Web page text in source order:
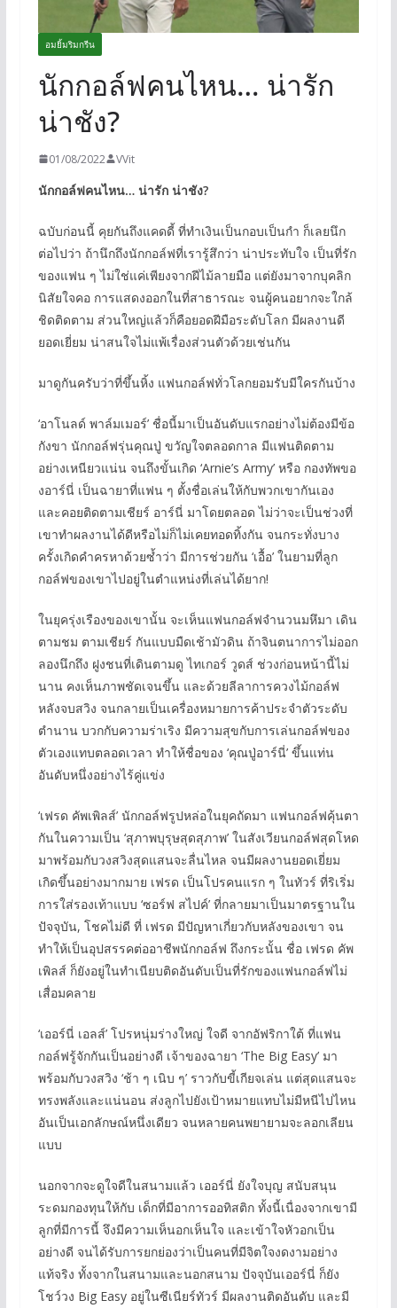
อมยิ้มริมกรีน
นักกอล์ฟคนไหน… น่ารัก
น่าชัง?
01/08/2022 VVit
นักกอล์ฟคนไหน… น่ารัก น่าชัง?
ฉบับก่อนนี้ คุยกันถึงแคดดี้ ที่ทำเงินเป็นกอบเป็นกำ ก็เลยนึก
ต่อไปว่า ถ้านึกถึงนักกอล์ฟที่เรารู้สึกว่า น่าประทับใจ เป็นที่รัก
ของแฟน ๆ ไม่ใช่แค่เพียงจากฝีไม้ลายมือ แต่ยังมาจากบุคลิก
นิสัยใจคอ การแสดงออกในที่สาธารณะ จนผู้คนอยากจะใกล้
ชิดติดตาม ส่วนใหญ่แล้วก็คือยอดฝีมือระดับโลก มีผลงานดี
ยอดเยี่ยม น่าสนใจไม่แพ้เรื่องส่วนตัวด้วยเช่นกัน
มาดูกันครับว่าที่ขึ้นหิ้ง แฟนกอล์ฟทั่วโลกยอมรับมีใครกันบ้าง
‘อาโนลด์ พาล์มเมอร์’ ชื่อนี้มาเป็นอันดับแรกอย่างไม่ต้องมีข้อ
กังขา นักกอล์ฟรุ่นคุณปู่ ขวัญใจตลอดกาล มีแฟนติดตาม
อย่างเหนียวแน่น จนถึงขั้นเกิด ‘Arnie’s Army’ หรือ กองทัพขอ
งอาร์นี่ เป็นฉายาที่แฟน ๆ ตั้งชื่อเล่นให้กับพวกเขากันเอง
และคอยติดตามเชียร์ อาร์นี่ มาโดยตลอด ไม่ว่าจะเป็นช่วงที่
เขาทำผลงานได้ดีหรือไม่ก็ไม่เคยทอดทิ้งกัน จนกระทั่งบาง
ครั้งเกิดคำครหาด้วยซ้ำว่า มีการช่วยกัน ‘เอื้อ’ ในยามที่ลูก
กอล์ฟของเขาไปอยู่ในตำแหน่งที่เล่นได้ยาก!
ในยุครุ่งเรืองของเขานั้น จะเห็นแฟนกอล์ฟจำนวนมหึมา เดิน
ตามชม ตามเชียร์ กันแบบมืดเช้ามัวดิน ถ้าจินตนาการไม่ออก
ลองนึกถึง ฝูงชนที่เดินตามดู ไทเกอร์ วูดส์ ช่วงก่อนหน้านี้ไม่
นาน คงเห็นภาพชัดเจนขึ้น และด้วยลีลาการควงไม้กอล์ฟ
หลังจบสวิง จนกลายเป็นเครื่องหมายการค้าประจำตัวระดับ
ตำนาน บวกกับความร่าเริง มีความสุขกับการเล่นกอล์ฟของ
ตัวเองแทบตลอดเวลา ทำให้ชื่อของ ‘คุณปู่อาร์นี่’ ขึ้นแท่น
อันดับหนึ่งอย่างไร้คู่แข่ง
‘เฟรด คัพเพิลส์’ นักกอล์ฟรูปหล่อในยุคถัดมา แฟนกอล์ฟคุ้นตา
กันในความเป็น ‘สุภาพบุรุษสุดสุภาพ’ ในสังเวียนกอล์ฟสุดโหด
มาพร้อมกับวงสวิงสุดแสนจะลื่นไหล จนมีผลงานยอดเยี่ยม
เกิดขึ้นอย่างมากมาย เฟรด เป็นโปรคนแรก ๆ ในทัวร์ ที่ริเริ่ม
การใส่รองเท้าแบบ ‘ซอร์ฟ สไปค์’ ที่กลายมาเป็นมาตรฐานใน
ปัจจุบัน, โชคไม่ดี ที่ เฟรด มีปัญหาเกี่ยวกับหลังของเขา จน
ทำให้เป็นอุปสรรคต่ออาชีพนักกอล์ฟ ถึงกระนั้น ชื่อ เฟรด คัพ
เพิลส์ ก็ยังอยู่ในทำเนียบติดอันดับเป็นที่รักของแฟนกอล์ฟไม่
เสื่อมคลาย
‘เออร์นี่ เอลส์’ โปรหนุ่มร่างใหญ่ ใจดี จากอัฟริกาใต้ ที่แฟน
กอล์ฟรู้จักกันเป็นอย่างดี เจ้าของฉายา ‘The Big Easy’ มา
พร้อมกับวงสวิง ‘ช้า ๆ เนิบ ๆ’ ราวกับขี้เกียจเล่น แต่สุดแสนจะ
ทรงพลังและแน่นอน ส่งลูกไปยังเป้าหมายแทบไม่มีหนีไปไหน
อันเป็นเอกลักษณ์หนึ่งเดียว จนหลายคนพยายามจะลอกเลียน
แบบ
นอกจากจะดูใจดีในสนามแล้ว เออร์นี่ ยังใจบุญ สนับสนุน
ระดมกองทุนให้กับ เด็กที่มีอาการออทิสติก ทั้งนี้เนื่องจากเขามี
ลูกที่มีการนี้ จึงมีความเห็นอกเห็นใจ และเข้าใจหัวอกเป็น
อย่างดี จนได้รับการยกย่องว่าเป็นคนที่มีจิตใจงดงามอย่าง
แท้จริง ทั้งจากในสนามและนอกสนาม ปัจจุบันเออร์นี่ ก็ยัง
โชว์วง Big Easy อยู่ในซีเนียร์ทัวร์ มีผลงานติดอันดับ และมี